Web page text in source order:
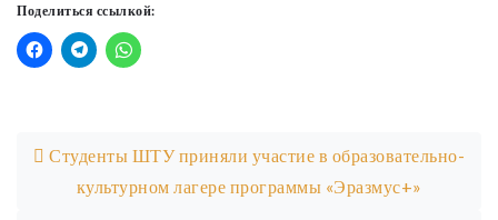
Поделиться ссылкой:
Студенты ШТУ приняли участие в образовательно-
культурном лагере программы «Эразмус+»